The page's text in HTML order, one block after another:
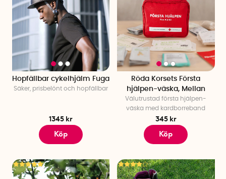
Hopfällbar cykelhjälm Fuga
Säker, prisbelönt och hopfällbar
1345 kr
Köp
Röda Korsets Första
hjälpen-väska, Mellan
Välutrustad första hjälpen-
väska med kardborreband
345 kr
Köp